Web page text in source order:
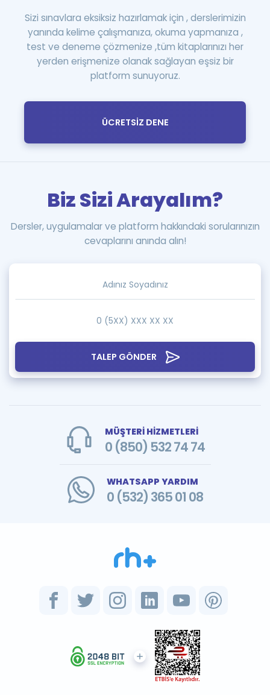
Sizi sınavlara eksiksiz hazırlamak için , derslerimizin
yanında kelime çalışmanıza, okuma yapmanıza ,
test ve deneme çözmenize ,tüm kitaplarınızı her
yerden erişmenize olanak sağlayan eşsiz bir
platform sunuyoruz.
ÜCRETSİZ DENE
TALEP GÖNDER
Biz Sizi Arayalım?
Dersler, uygulamalar ve platform hakkındaki sorularınızın
cevaplarını anında alın!
MÜŞTERİ HİZMETLERİ
0 (850) 532 74 74
WHATSAPP YARDIM
0 (532) 365 01 08